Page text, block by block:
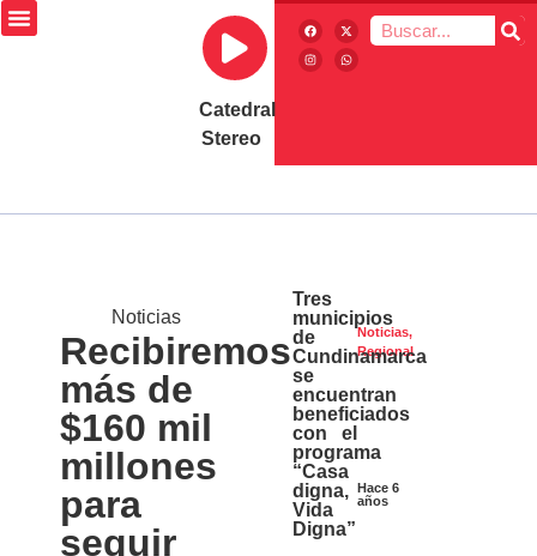
Catedral
Stereo
Noticias
Recibiremos
más de
$160 mil
millones
para
seguir
Noticias,
Regional
Hace 6
años
Tres
municipios
de
Cundinamarca
se
encuentran
beneficiados
con el
programa
“Casa
digna,
Vida
Digna”